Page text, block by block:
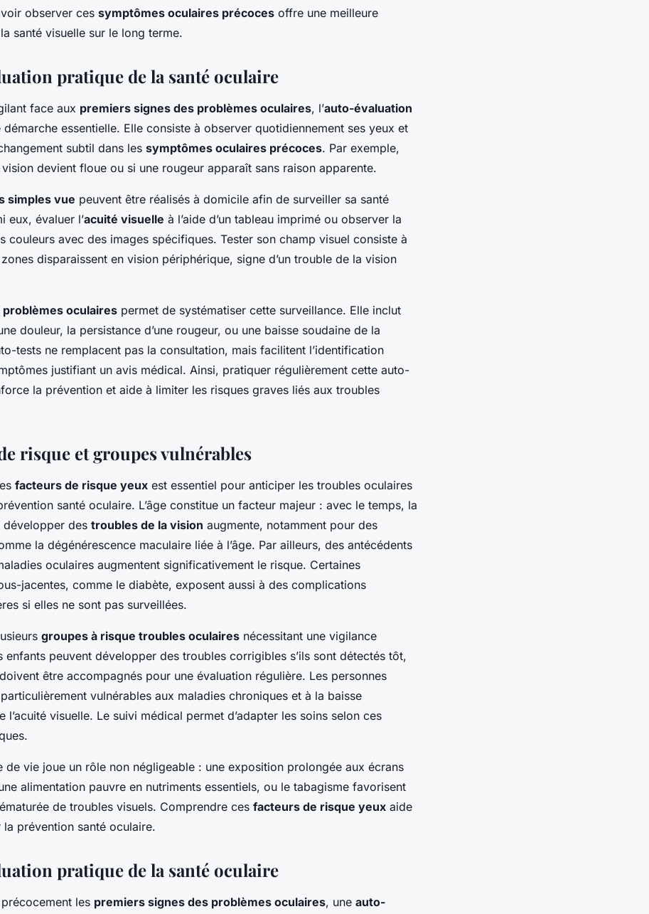
observer ces symptômes oculaires précoces offre une meilleure
santé visuelle sur le long terme.
pratique de la santé oculaire
face aux premiers signes des problèmes oculaires, l’auto-évaluation
démarche essentielle. Elle consiste à observer quotidiennement ses yeux et
subtil dans les symptômes oculaires précoces. Par exemple,
devient floue ou si une rougeur apparaît sans raison apparente.
simples vue peuvent être réalisés à domicile afin de surveiller sa santé
eux, évaluer l’acuité visuelle à l’aide d’un tableau imprimé ou observer la
couleurs avec des images spécifiques. Tester son champ visuel consiste à
disparaissent en vision périphérique, signe d’un trouble de la vision
oculaires permet de systématiser cette surveillance. Elle inclut
douleur, la persistance d’une rougeur, ou une baisse soudaine de la
tests ne remplacent pas la consultation, mais facilitent l’identification
justifiant un avis médical. Ainsi, pratiquer régulièrement cette auto-
la prévention et aide à limiter les risques graves liés aux troubles
risque et groupes vulnérables
facteurs de risque yeux est essentiel pour anticiper les troubles oculaires
santé oculaire. L’âge constitue un facteur majeur : avec le temps, la
des troubles de la vision augmente, notamment pour des
la dégénérescence maculaire liée à l’âge. Par ailleurs, des antécédents
oculaires augmentent significativement le risque. Certaines
jacentes, comme le diabète, exposent aussi à des complications
si elles ne sont pas surveillées.
groupes à risque troubles oculaires nécessitant une vigilance
enfants peuvent développer des troubles corrigibles s’ils sont détectés tôt,
être accompagnés pour une évaluation régulière. Les personnes
vulnérables aux maladies chroniques et à la baisse
l’acuité visuelle. Le suivi médical permet d’adapter les soins selon ces
de vie joue un rôle non négligeable : une exposition prolongée aux écrans
alimentation pauvre en nutriments essentiels, ou le tabagisme favorisent
de troubles visuels. Comprendre ces facteurs de risque yeux aide
prévention santé oculaire.
pratique de la santé oculaire
les premiers signes des problèmes oculaires, une auto-